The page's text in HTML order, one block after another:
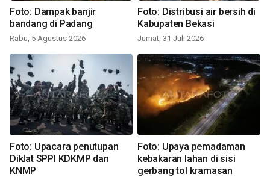
Foto: Dampak banjir
bandang di Padang
Rabu, 5 Agustus 2026
Foto: Distribusi air bersih di
Kabupaten Bekasi
Jumat, 31 Juli 2026
Foto: Upacara penutupan
Diklat SPPI KDKMP dan
KNMP
Foto: Upaya pemadaman
kebakaran lahan di sisi
gerbang tol kramasan